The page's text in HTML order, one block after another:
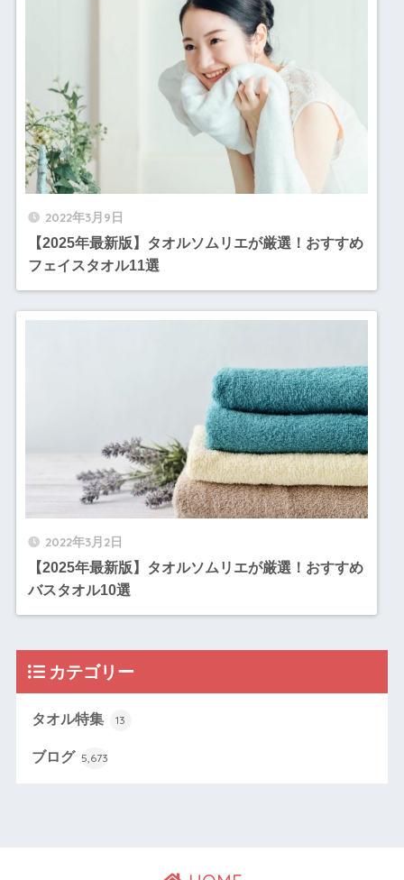
2022年3月9日
【2025年最新版】タオルソムリエが厳選！おすすめ
フェイスタオル11選
2022年3月2日
【2025年最新版】タオルソムリエが厳選！おすすめ
バスタオル10選
カテゴリー
タオル特集 13
ブログ 5,673